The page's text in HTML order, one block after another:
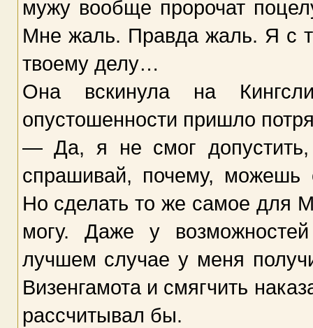
мужу вообще пророчат
Мне жаль. Правда жаль. Я с
твоему делу…
Она вскинула на
опустошенности пришло
— Да, я не смог
спрашивай, почему, можешь
Но сделать то же самое для
могу. Даже у
лучшем случае у меня
Визенгамота и смягчить
рассчитывал бы.